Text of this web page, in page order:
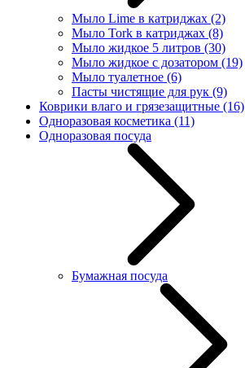
Мыло Lime в катриджах (2)
Мыло Tork в катриджах (8)
Мыло жидкое 5 литров (30)
Мыло жидкое с дозатором (19)
Мыло туалетное (6)
Пасты чистящие для рук (9)
Коврики влаго и грязезащитные (16)
Одноразовая косметика (11)
Одноразовая посуда
Бумажная посуда